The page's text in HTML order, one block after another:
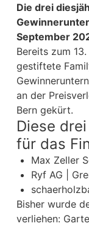
Die drei
September
Bereits zum
gestiftete
an der
Bern gekürt.
Diese
für das
Max Zeller
Ryf AG |
Bisher wurde
verliehen: